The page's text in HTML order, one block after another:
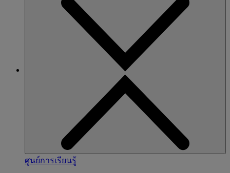
ศูนย์การเรียนรู้